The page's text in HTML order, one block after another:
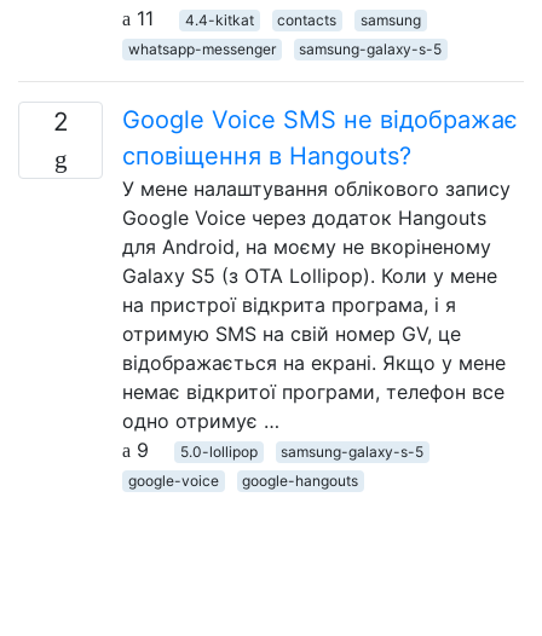
11
4.4-kitkat contacts
samsung
whatsapp-messenger
samsung-galaxy-s-5
2
Google Voice SMS не відображає
сповіщення в Hangouts?
У мене налаштування облікового запису
Google Voice через додаток Hangouts
для Android, на моєму не вкоріненому
Galaxy S5 (з OTA Lollipop). Коли у мене
на пристрої відкрита програма, і я
отримую SMS на свій номер GV, це
відображається на екрані. Якщо у мене
немає відкритої програми, телефон все
одно отримує …
9
5.0-lollipop
samsung-galaxy-s-5
google-voice
google-hangouts